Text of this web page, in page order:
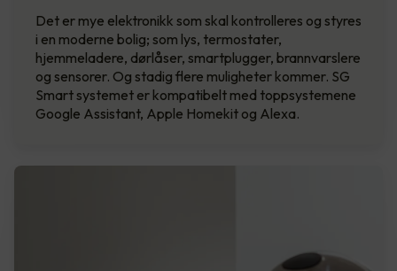
Det er mye elektronikk som skal kontrolleres og styres
i en moderne bolig; som lys, termostater,
hjemmeladere, dørlåser, smartplugger, brannvarslere
og sensorer. Og stadig flere muligheter kommer. SG
Smart systemet er kompatibelt med toppsystemene
Google Assistant, Apple Homekit og Alexa.